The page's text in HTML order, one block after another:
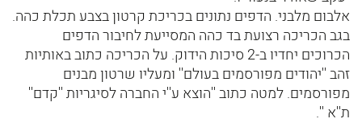
אלבום מלבני. הדפים נתונים בכריכת קרטון בצבע תכלת כהה.
בגב הכריכה רצועת בד כהה המסייעת לחיבור הדפים
הכרוכים יחדיו ב-2 סיכות הידוק. על הכריכה כתוב באותיות
זהב ''יהודים מפורסמים בעולם'' ומעליו שרטון מבנים
מפורסמים. למטה כתוב ''הוצא ע''י החברה לסיגריות ''קדם''
ת''א ''.